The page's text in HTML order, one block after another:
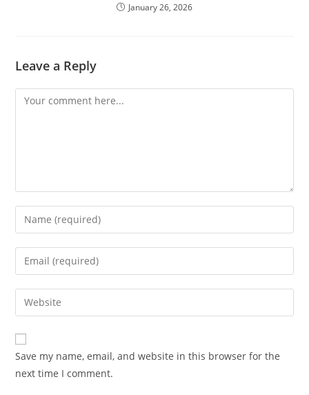
January 26, 2026
Leave a Reply
Save my name, email, and website in this browser for the
next time I comment.